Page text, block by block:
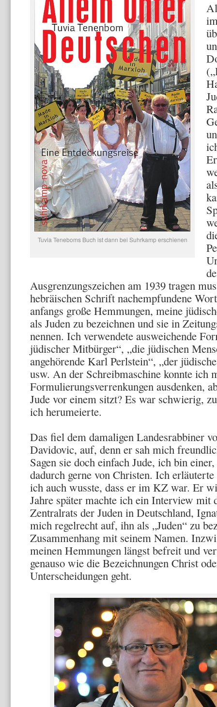
Tuvia Teneboms Buch ist dann bei Suhrkamp erschienen
Ausgrenzungszeichen am 1939 tragen
hebräischen Schrift nachempfundene
anfangs große Hemmungen, meine
als Juden zu bezeichnen und sie in
nennen. Ich verwendete ausweichende
jüdischer Mitbürger“, „die jüdischen
angehörende Karl Perlstein“, „der
usw. An der Schreibmaschine konnte ich
Formulierungsverrenkungen ausdenken,
Jude vor einem sitzt? Es war schwierig,
ich herumeierte.
Das fiel dem damaligen Landesrabbiner
Davidovic, auf, denn er sah mich
Sagen sie doch einfach Jude, ich bin
dadurch gerne von Christen. Ich
ich auch wusste, dass er im KZ war. Er
Jahre später machte ich ein Interview mit
Zentralrats der Juden in Deutschland,
mich regelrecht auf, ihn als „Juden“ zu
Zusammenhang mit seinem Namen.
meinen Hemmungen längst befreit und
genauso wie die Bezeichnungen Christ
Unterscheidungen geht.